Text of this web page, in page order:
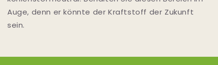
Auge, denn er könnte der Kraftstoff der Zukunft
sein.